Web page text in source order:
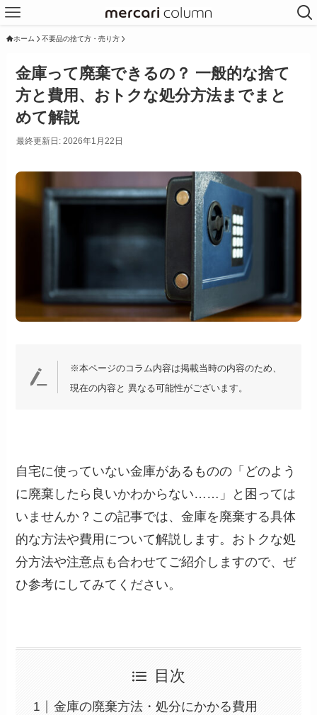
ホーム 不要品の捨て方・売り方
金庫って廃棄できるの？ 一般的な捨て
方と費用、おトクな処分方法までまと
めて解説
最終更新日: 2026年1月22日
※本ページのコラム内容は掲載当時の内容のため、
現在の内容と 異なる可能性がございます。
自宅に使っていない金庫があるものの「どのよう
に廃棄したら良いかわからない……」と困っては
いませんか？この記事では、金庫を廃棄する具体
的な方法や費用について解説します。おトクな処
分方法や注意点も合わせてご紹介しますので、ぜ
ひ参考にしてみてください。
目次
金庫の廃棄方法・処分にかかる費用